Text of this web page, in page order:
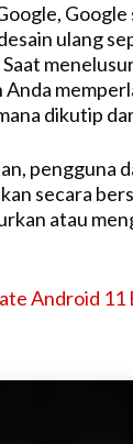
Google
ulang
dikutip
pengguna
secara
atau
Android 11